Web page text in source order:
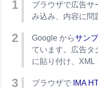
ブラウザで広告サ
み込み、内容に問
Google からサン
ています。広告タ
に貼り付け、XML
ブラウザで IMA